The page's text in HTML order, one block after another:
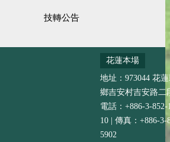
技轉公告
花蓮本場
地址：973044 花
鄉吉安村吉安路二
電話：+886-3-852-
10 | 傳真：+886-3-
5902